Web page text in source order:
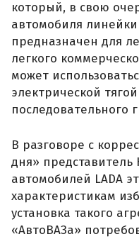
который, в свою
автомобиля
предназначен для
легкого
может
электрической
последовательного
В разговоре с
дня»
автомобилей LADA
характеристикам
установка такого
«АвтоВАЗа»